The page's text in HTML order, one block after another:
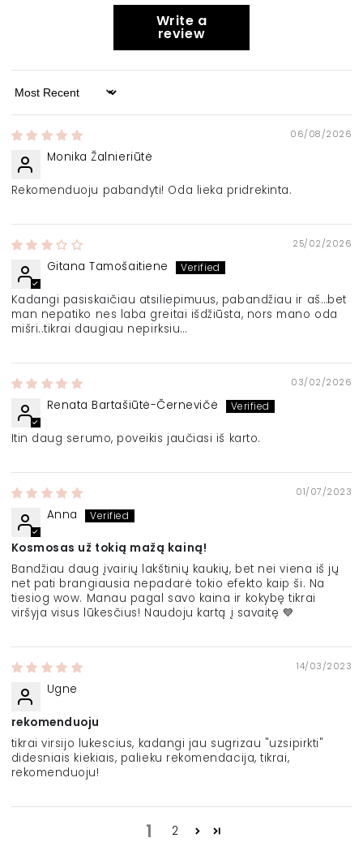
Write a
review
Sort by
06/08/2026
Monika Žalnieriūtė
Rekomenduoju pabandyti! Oda lieka pridrekinta.
25/02/2026
Gitana Tamošaitiene
Kadangi pasiskaičiau atsiliepimuus, pabandžiau ir aš…bet
man nepatiko nes laba greitai išdžiūsta, nors mano oda
mišri..tikrai daugiau nepirksiu…
03/02/2026
Renata Bartašiūtė-Černevičė
Itin daug serumo, poveikis jaučiasi iš karto.
01/07/2023
Anna
Kosmosas už tokią mažą kainą!
Bandžiau daug įvairių lakštinių kaukių, bet nei viena iš jų
net pati brangiausia nepadarė tokio efekto kaip ši. Na
tiesiog wow. Manau pagal savo kaina ir kokybę tikrai
viršyja visus lūkesčius! Naudoju kartą į savaitę 💙
14/03/2023
Ugne
rekomenduoju
tikrai virsijo lukescius, kadangi jau sugrizau "uzsipirkti"
didesniais kiekiais, palieku rekomendacija, tikrai,
rekomenduoju!
1 2